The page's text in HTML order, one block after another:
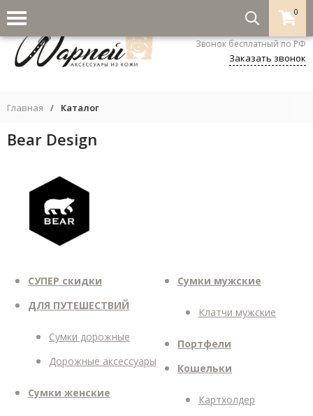
0
8-800-333-5530
Звонок бесплатный по РФ
Заказать звонок
Главная / Каталог
Bear Design
СУПЕР скидки
ДЛЯ ПУТЕШЕСТВИЙ
Сумки дорожные
Дорожные аксессуары
Сумки женские
Сумки мужские
Клатчи мужские
Портфели
Кошельки
Картхолдер